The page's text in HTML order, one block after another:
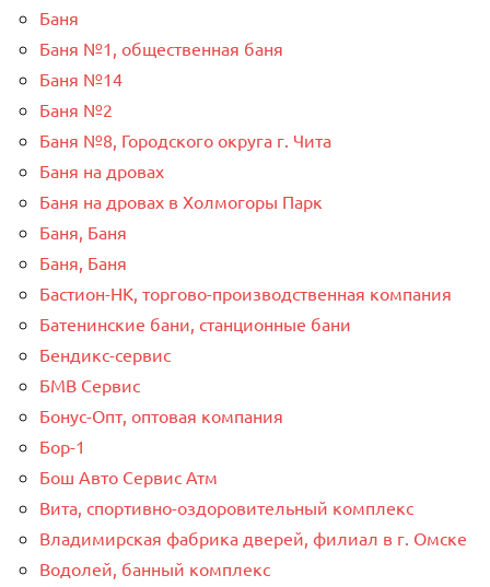
Баня
Баня №1, общественная баня
Баня №14
Баня №2
Баня №8, Городского округа г. Чита
Баня на дровах
Баня на дровах в Холмогоры Парк
Баня, Баня
Баня, Баня
Бастион-НК, торгово-производственная компания
Батенинские бани, станционные бани
Бендикс-сервис
БМВ Сервис
Бонус-Опт, оптовая компания
Бор-1
Бош Авто Сервис Атм
Вита, спортивно-оздоровительный комплекс
Владимирская фабрика дверей, филиал в г. Омске
Водолей, банный комплекс